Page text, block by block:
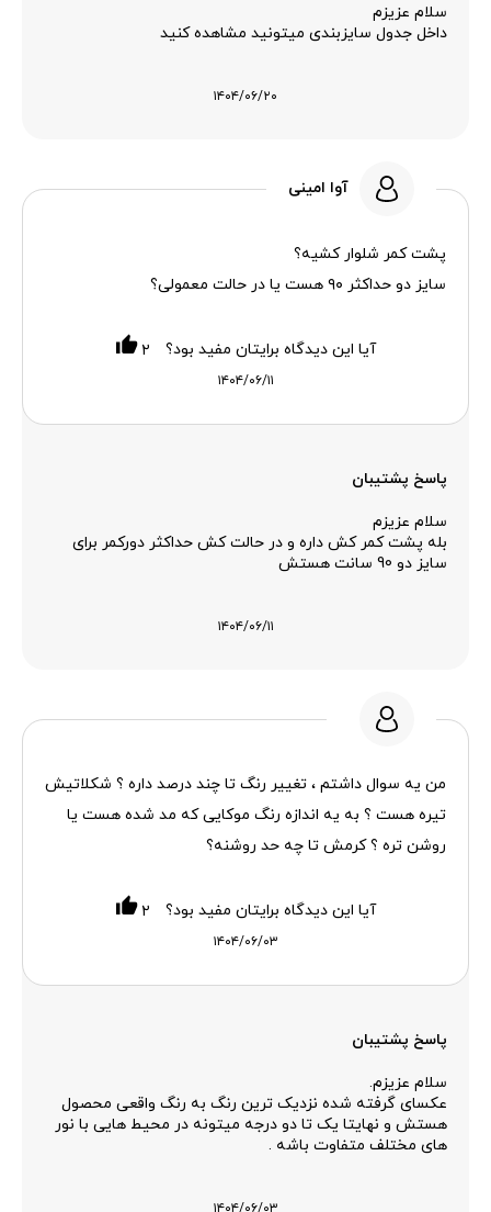
سلام عزیزم
داخل جدول سایزبندی میتونید مشاهده کنید
۱۴۰۴/۰۶/۲۰
آوا امینی
پشت کمر شلوار کشیه؟
سایز دو حداکثر ۹۰ هست یا در حالت معمولی؟
۱۴۰۴/۰۶/۱۱
آیا این دیدگاه برایتان مفید بود؟ ۲
پاسخ پشتیبان
سلام عزیزم
بله پشت کمر کش داره و در حالت کش حداکثر دورکمر برای
سایز دو 90 سانت هستش
۱۴۰۴/۰۶/۱۱
من یه سوال داشتم ، تغییر رنگ تا چند درصد داره ؟ شکلاتیش
تیره هست ؟ به یه اندازه رنگ موکایی که مد شده هست یا
روشن تره ؟ کرمش تا چه حد روشنه؟
۱۴۰۴/۰۶/۰۳
آیا این دیدگاه برایتان مفید بود؟ ۲
پاسخ پشتیبان
سلام عزیزم.
عکسای گرفته شده نزدیک ترین رنگ به رنگ واقعی محصول
هستش و نهایتا یک تا دو درجه میتونه در محیط هایی با نور
های مختلف متفاوت باشه .